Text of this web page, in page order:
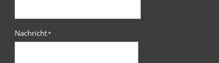
Nachricht*